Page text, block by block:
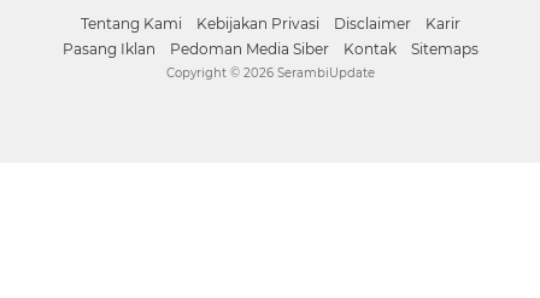
Tentang Kami Kebijakan Privasi Disclaimer
Karir
Pasang Iklan
Pedoman Media Siber Kontak Sitemaps
Copyright © 2026 SerambiUpdate